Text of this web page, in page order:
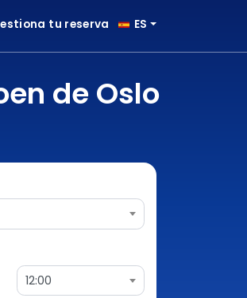
tu reserva ES
de Oslo
12:00